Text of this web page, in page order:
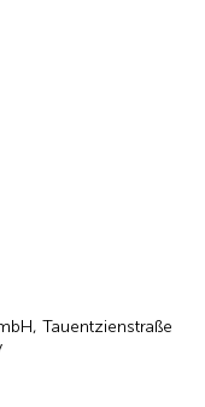
Tauentzienstraße